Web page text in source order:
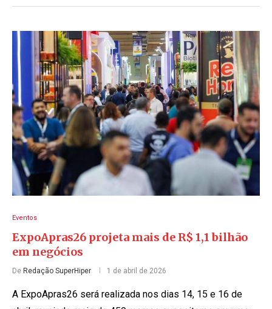
Eventos
ExpoApras26 projeta mais de R$ 1,1 bilhão
em negócios
De Redação SuperHiper 1 de abril de 2026
A ExpoApras26 será realizada nos dias 14, 15 e 16 de